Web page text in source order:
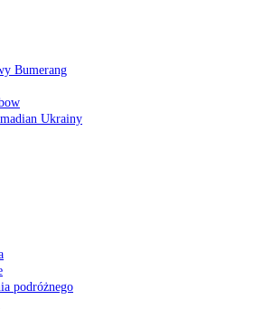
Bumerang
Ukrainy
podróżnego